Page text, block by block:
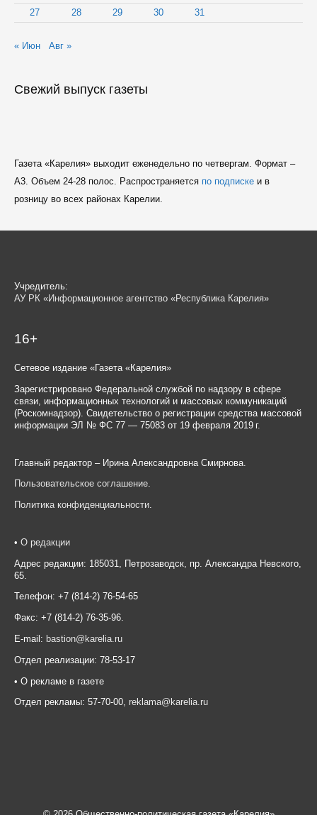
27
28 29 30 31
« Июн Авг »
Свежий выпуск газеты
Газета «Карелия» выходит еженедельно по четвергам. Формат –
A3. Объем 24-28 полос. Распространяется по подпискеи в
розницу во всех районах Карелии.
Учредитель:
АУ РК «Информационное агентство «Республика Карелия»
16+
Сетевое издание «Газета «Карелия»
Зарегистрировано Федеральной службой по надзору в сфере
связи, информационных технологий и массовых коммуникаций
(Роскомнадзор). Свидетельство о регистрации средства массовой
информации ЭЛ № ФС 77 — 75083 от 19 февраля 2019 г.
Главный редактор – Ирина Александровна Смирнова.
Пользовательское соглашение.
Политика конфиденциальности.
• О редакции
Адрес редакции: 185031, Петрозаводск, пр. Александра Невского,
65.
Телефон: +7 (814-2) 76-54-65
Факс: +7 (814-2) 76-35-96.
E-mail: bastion@karelia.ru
Отдел реализации: 78-53-17
• О рекламе в газете
Отдел рекламы: 57-70-00, reklama@karelia.ru